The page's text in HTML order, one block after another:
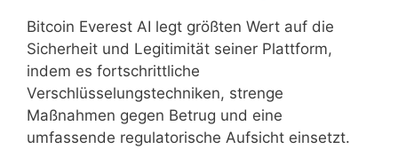
Bitcoin Everest AI legt größten Wert auf die
Sicherheit und Legitimität seiner Plattform,
indem es fortschrittliche
Verschlüsselungstechniken, strenge
Maßnahmen gegen Betrug und eine
umfassende regulatorische Aufsicht einsetzt.